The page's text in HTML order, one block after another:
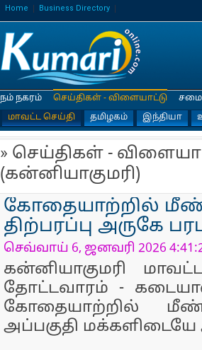
Home Business Directory
நம் நகரம்
செய்திகள் - விளையாட்டு
மாவட்ட செய்தி
தமிழகம் இந்தியா
» செய்திகள் -
(கன்னியாகுமரி)
கோதையாற்றில்
திற்பரப்பு அருகே
செவ்வாய் 6, ஜனவரி 2026
கன்னியாகுமரி
தோட்டவாரம் -
கோதையாற்றில்
அப்பகுதி மக்களிடையே